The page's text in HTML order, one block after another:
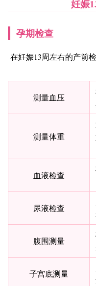
妊娠
孕期检查
在妊娠13周左右的产前
测量血压
测量体重
血液检查
尿液检查
腹围测量
子宫底测量